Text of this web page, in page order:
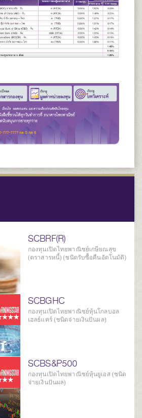
SCBRF(R)
กองทุนเปิดไทยพาณิชย์เกษียณสุข
(ตราสารหนี้) (ชนิดรับซื้อคืนอัตโนมัติ)
SCBGHC
กองทุนเปิดไทยพาณิชย์หุ้นโกลบอล
เฮลธ์แคร์ (ชนิดจ่ายเงินปันผล)
SCBS&P500
กองทุนเปิดไทยพาณิชย์หุ้นยูเอส (ชนิด
จ่ายเงินปันผล)